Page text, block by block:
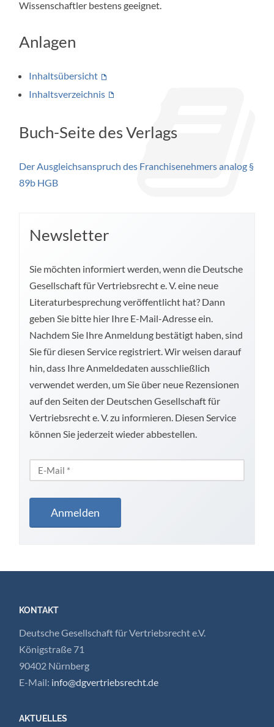
Wissenschaftler bestens geeignet.
Anlagen
Inhaltsübersicht
Inhaltsverzeichnis
Buch-Seite des Verlags
Der Ausgleichsanspruch des Franchisenehmers analog §
89b HGB
Newsletter
Sie möchten informiert werden, wenn die Deutsche
Gesellschaft für Vertriebsrecht e. V. eine neue
Literaturbesprechung veröffentlicht hat? Dann
geben Sie bitte hier Ihre E-Mail-Adresse ein.
Nachdem Sie Ihre Anmeldung bestätigt haben, sind
Sie für diesen Service registriert. Wir weisen darauf
hin, dass Ihre Anmeldedaten ausschließlich
verwendet werden, um Sie über neue Rezensionen
auf den Seiten der Deutschen Gesellschaft für
Vertriebsrecht e. V. zu informieren. Diesen Service
können Sie jederzeit wieder abbestellen.
KONTAKT
Deutsche Gesellschaft für Vertriebsrecht e.V.
Königstraße 71
90402 Nürnberg
E-Mail: info@dgvertriebsrecht.de
AKTUELLES